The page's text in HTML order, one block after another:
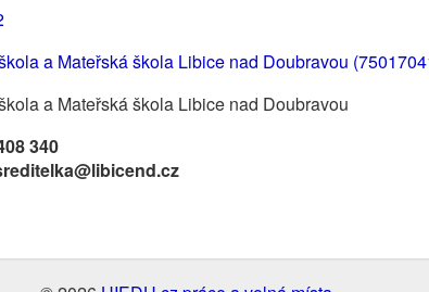
a Mateřská škola Libice nad Doubravou
a Mateřská škola Libice nad Doubravou
340